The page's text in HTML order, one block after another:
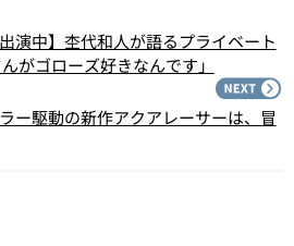
演中】杢代和人が語るプライベート
がゴローズ好きなんです」
ー駆動の新作アクアレーサーは、冒